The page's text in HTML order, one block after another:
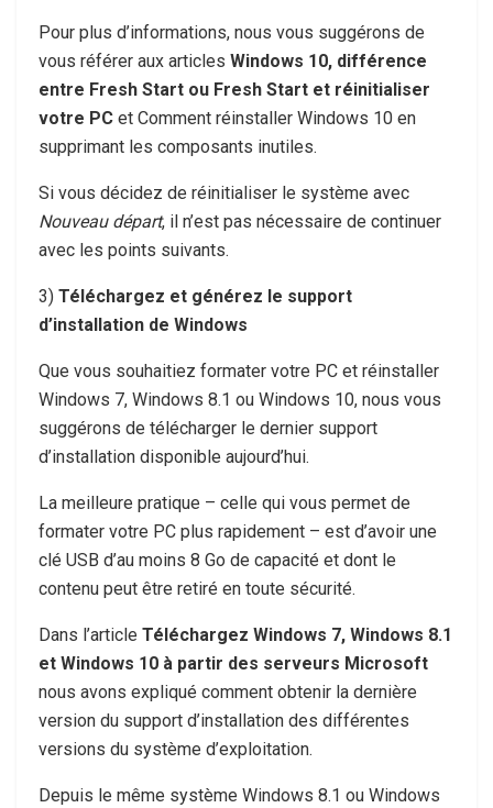
Pour plus d’informations, nous vous suggérons de
vous référer aux articles Windows 10, différence
entre Fresh Start ou Fresh Start et réinitialiser
votre PC et Comment réinstaller Windows 10 en
supprimant les composants inutiles.
Si vous décidez de réinitialiser le système avec
Nouveau départ, il n’est pas nécessaire de continuer
avec les points suivants.
3) Téléchargez et générez le support
d’installation de Windows
Que vous souhaitiez formater votre PC et réinstaller
Windows 7, Windows 8.1 ou Windows 10, nous vous
suggérons de télécharger le dernier support
d’installation disponible aujourd’hui.
La meilleure pratique – celle qui vous permet de
formater votre PC plus rapidement – est d’avoir une
clé USB d’au moins 8 Go de capacité et dont le
contenu peut être retiré en toute sécurité.
Dans l’article Téléchargez Windows 7, Windows 8.1
et Windows 10 à partir des serveurs Microsoft
nous avons expliqué comment obtenir la dernière
version du support d’installation des différentes
versions du système d’exploitation.
Depuis le même système Windows 8.1 ou Windows